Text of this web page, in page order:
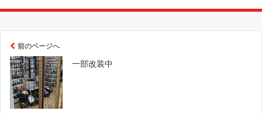
前のページへ
一部改装中